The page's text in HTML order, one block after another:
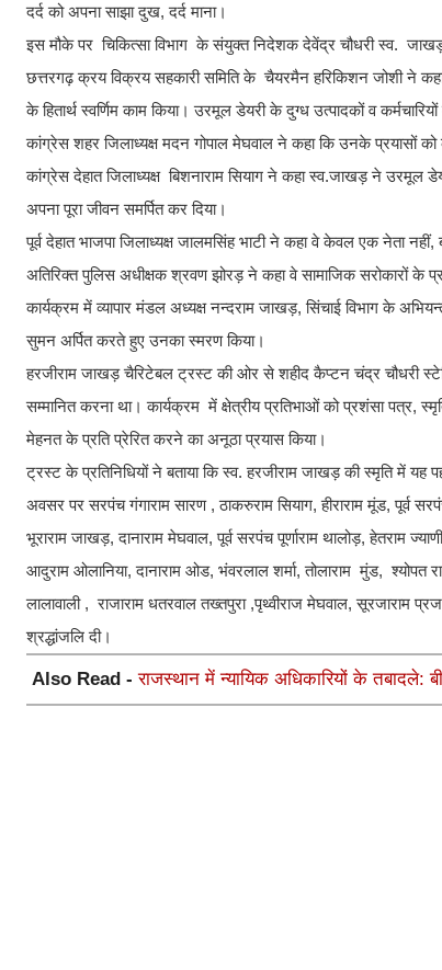
दर्द को अपना साझा दुख, दर्द माना।
इस मौके पर चिकित्सा विभाग के संयुक्त निदेशक देवेंद्र चौधरी स्व.
छत्तरगढ़ क्रय विक्रय सहकारी समिति के चैयरमैन हरिकिशन जोशी ने
के हितार्थ स्वर्णिम काम किया। उरमूल डेयरी के दुग्ध उत्पादकों व
कांग्रेस शहर जिलाध्यक्ष मदन गोपाल मेघवाल ने कहा कि उनके प्रयासों
कांग्रेस देहात जिलाध्यक्ष बिशनाराम सियाग ने कहा स्व.जाखड़ ने उरमूल
अपना पूरा जीवन समर्पित कर दिया।
पूर्व देहात भाजपा जिलाध्यक्ष जालमसिंह भाटी ने कहा वे केवल एक नेता
अतिरिक्त पुलिस अधीक्षक श्रवण झोरड़ ने कहा वे सामाजिक सरोकारों के
कार्यक्रम में व्यापार मंडल अध्यक्ष नन्दराम जाखड़, सिंचाई विभाग के
सुमन अर्पित करते हुए उनका स्मरण किया।
हरजीराम जाखड़ चैरिटेबल ट्रस्ट की ओर से शहीद कैप्टन चंद्र चौधरी
सम्मानित करना था। कार्यक्रम में क्षेत्रीय प्रतिभाओं को प्रशंसा
मेहनत के प्रति प्रेरित करने का अनूठा प्रयास किया।
ट्रस्ट के प्रतिनिधियों ने बताया कि स्व. हरजीराम जाखड़ की स्मृति में
अवसर पर सरपंच गंगाराम सारण , ठाकरुराम सियाग, हीराराम मूंड, पूर्व
भूराराम जाखड़, दानाराम मेघवाल, पूर्व सरपंच पूर्णाराम थालोड़, हेतराम
आदुराम ओलानिया, दानाराम ओड, भंवरलाल शर्मा, तोलाराम मुंड,
लालावाली , राजाराम धतरवाल तख्तपुरा ,पृथ्वीराज मेघवाल, सूरजाराम
श्रद्धांजलि दी।
Also Read -राजस्थान में न्यायिक अधिकारियों के तबादले: